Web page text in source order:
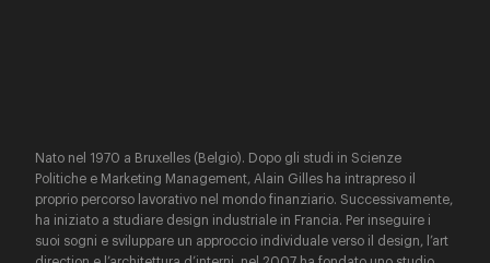
Nato nel 1970 a Bruxelles (Belgio). Dopo gli studi in Scienze
Politiche e Marketing Management, Alain Gilles ha intrapreso il
proprio percorso lavorativo nel mondo finanziario. Successivamente,
ha iniziato a studiare design industriale in Francia. Per inseguire i
suoi sogni e sviluppare un approccio individuale verso il design, l’art